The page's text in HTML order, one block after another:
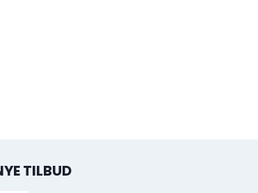
TILBUD